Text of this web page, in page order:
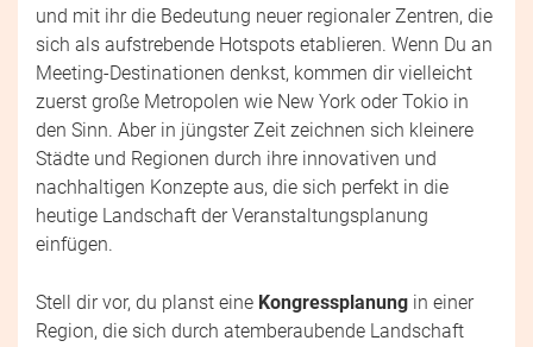
und mit ihr die Bedeutung neuer regionaler Zentren, die
sich als aufstrebende Hotspots etablieren. Wenn Du an
Meeting-Destinationen denkst, kommen dir vielleicht
zuerst große Metropolen wie New York oder Tokio in
den Sinn. Aber in jüngster Zeit zeichnen sich kleinere
Städte und Regionen durch ihre innovativen und
nachhaltigen Konzepte aus, die sich perfekt in die
heutige Landschaft der Veranstaltungsplanung
einfügen.
Stell dir vor, du planst eine Kongressplanung in einer
Region, die sich durch atemberaubende Landschaft